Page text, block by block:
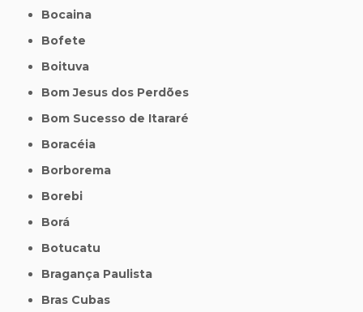
Bocaina
Bofete
Boituva
Bom Jesus dos Perdões
Bom Sucesso de Itararé
Boracéia
Borborema
Borebi
Borá
Botucatu
Bragança Paulista
Bras Cubas